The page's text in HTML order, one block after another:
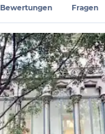
Bewertungen Fragen